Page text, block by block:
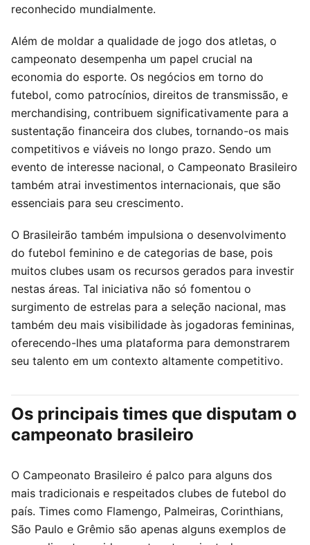
reconhecido mundialmente.
Além de moldar a qualidade de jogo dos atletas, o
campeonato desempenha um papel crucial na
economia do esporte. Os negócios em torno do
futebol, como patrocínios, direitos de transmissão, e
merchandising, contribuem significativamente para a
sustentação financeira dos clubes, tornando-os mais
competitivos e viáveis no longo prazo. Sendo um
evento de interesse nacional, o Campeonato Brasileiro
também atrai investimentos internacionais, que são
essenciais para seu crescimento.
O Brasileirão também impulsiona o desenvolvimento
do futebol feminino e de categorias de base, pois
muitos clubes usam os recursos gerados para investir
nestas áreas. Tal iniciativa não só fomentou o
surgimento de estrelas para a seleção nacional, mas
também deu mais visibilidade às jogadoras femininas,
oferecendo-lhes uma plataforma para demonstrarem
seu talento em um contexto altamente competitivo.
Os principais times que disputam o
campeonato brasileiro
O Campeonato Brasileiro é palco para alguns dos
mais tradicionais e respeitados clubes de futebol do
país. Times como Flamengo, Palmeiras, Corinthians,
São Paulo e Grêmio são apenas alguns exemplos de